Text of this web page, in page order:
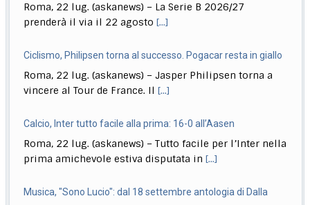
Roma, 22 lug. (askanews) – La Serie B 2026/27
prenderà il via il 22 agosto[...]
Ciclismo, Philipsen torna al successo. Pogacar resta in giallo
Roma, 22 lug. (askanews) – Jasper Philipsen torna a
vincere al Tour de France. Il[...]
Calcio, Inter tutto facile alla prima: 16-0 all’Aasen
Roma, 22 lug. (askanews) – Tutto facile per l’Inter nella
prima amichevole estiva disputata in[...]
Musica, "Sono Lucio": dal 18 settembre antologia di Dalla